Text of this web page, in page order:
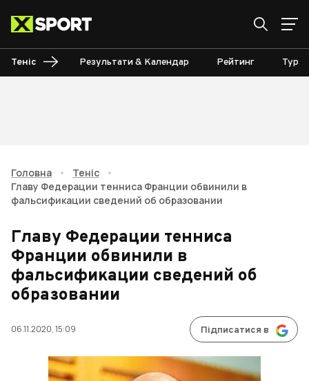
Теніс Результати & Календар Рейтинг
Головна • Теніс
•
Главу Федерации тенниса Франции обвинили в
фальсификации сведений об образовании
Главу Федерации тенниса
Франции обвинили в
фальсификации сведений об
образовании
06.11.2020, 15:09 Підписатися в